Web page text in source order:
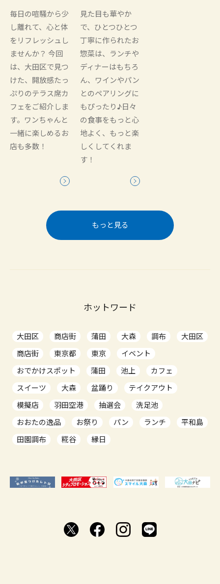
毎日の喧騒から少
し離れて、心と体
をリフレッシュし
ませんか？ 今回
は、大田区で見つ
けた、開放感たっ
ぷりのテラス席カ
フェをご紹介しま
す。ワンちゃんと
一緒に楽しめるお
店も多数！
見た目も華やか
で、ひとつひとつ
丁寧に作られたお
惣菜は、ランチや
ディナーはもちろ
ん、ワインやパン
とのペアリングに
もぴったり♪日々
の食事をもっと心
地よく、もっと楽
しくしてくれま
す！
もっと見る
ホットワード
大田区 商店街 蒲田 大森 調布
大田区
商店街
東京都 東京
イベント
おでかけスポット
蒲田 池上
カフェ
スイーツ
大森 盆踊り
テイクアウト
模擬店
羽田空港 抽選会
洗足池
おおたの逸品
お祭り パン ランチ
平和島
田園調布
糀谷 縁日